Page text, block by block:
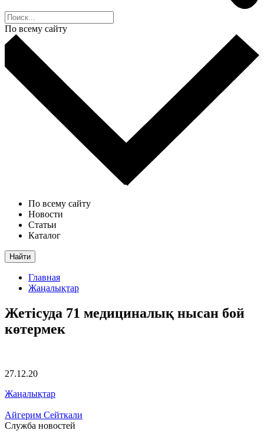
По всему сайту
По всему сайту
Новости
Статьи
Каталог
Найти
Главная
Жаңалықтар
Жетісуда 71 медициналық нысан бой
көтермек
27.12.20
Жаңалықтар
Айгерим Сейткали
Служба новостей